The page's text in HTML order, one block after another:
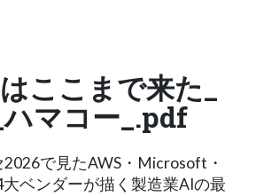
ここまで来た_
マコー_.pdf
で見たAWS・Microsoft・
大ベンダーが描く製造業AIの最